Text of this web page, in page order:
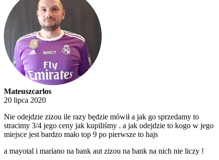
Mateuszcarlos
20 lipca 2020
Nie odejdzie zizou ile razy będzie mówił a jak go sprzedamy to
stracimy 3/4 jego ceny jak kupiliśmy . a jak odejdzie to kogo w jego
miejsce jest bardzo mało top 9 po pierwsze to hajs
a mayotal i mariano na bank aut zizou na bank na nich nie liczy !